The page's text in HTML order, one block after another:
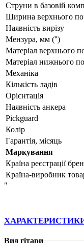
Струни в базовій
Ширина верхнього
Наявність вирізу
Мензура, мм ('')
Матеріал верхнього
Матеріал нижнього
Механіка
Кількість ладів
Орієнтація
Наявність анкера
Pickguard
Колір
Гарантія, місяць
Маркування
Країна реєстрації
Країна-виробник
"
Вид гітари